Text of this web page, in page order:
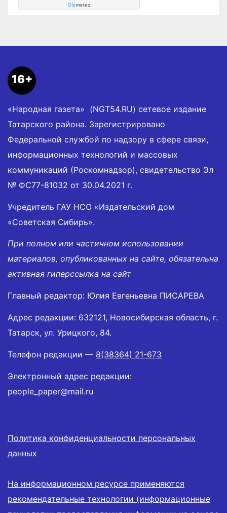
Gismeteo
16+
«Народная газета» (NGT54.RU) сетевое издание
Татарского района. Зарегистрировано
Федеральной службой по надзору в сфере связи,
информационных технологий и массовых
коммуникаций (Роскомнадзор), свидетельство Эл
№ ФС77-81032 от 30.04.2021 г.
Учредитель ГАУ НСО «Издательский дом
«Советская Сибирь».
При полном или частичном использовании
материалов, опубликованных на сайте, обязательна
активная гиперссылка на сайт
Главный редактор: Юлия Евгеньевна ПИСАРЕВА
Адрес редакции: 632121, Новосибирская область, г.
Татарск, ул. Урицкого, 84.
Телефон редакции — 8(38364) 21-673
Электронный адрес редакции:
people_paper@mail.ru
Политика конфиденциальности персональных
данных
На информационном ресурсе применяются
рекомендательные технологии (информационные